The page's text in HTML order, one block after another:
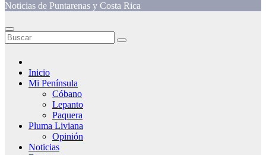
Noticias de Puntarenas y Costa Rica
Inicio
Mi Península
Cóbano
Lepanto
Paquera
Pluma Liviana
Opinión
Noticias